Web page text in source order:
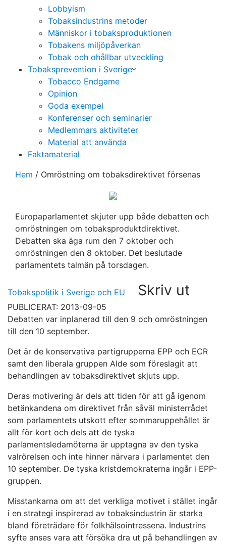
Lobbyism
Tobaksindustrins metoder
Människor i tobaksproduktionen
Tobakens miljöpåverkan
Tobak och ohållbar utveckling
Tobaksprevention i Sverige
Tobacco Endgame
Opinion
Goda exempel
Konferenser och seminarier
Medlemmars aktiviteter
Material att använda
Faktamaterial
Hem / Omröstning om tobaksdirektivet försenas
Europaparlamentet skjuter upp både debatten och
omröstningen om tobaksproduktdirektivet.
Debatten ska äga rum den 7 oktober och
omröstningen den 8 oktober. Det beslutade
parlamentets talmän på torsdagen.
Tobakspolitik i Sverige och EU Skriv ut
PUBLICERAT: 2013-09-05
Debatten var inplanerad till den 9 och omröstningen
till den 10 september.
Det är de konservativa partigrupperna EPP och ECR
samt den liberala gruppen Alde som föreslagit att
behandlingen av tobaksdirektivet skjuts upp.
Deras motivering är dels att tiden för att gå igenom
betänkandena om direktivet från såväl ministerrådet
som parlamentets utskott efter sommaruppehållet är
allt för kort och dels att de tyska
parlamentsledamöterna är upptagna av den tyska
valrörelsen och inte hinner närvara i parlamentet den
10 september. De tyska kristdemokraterna ingår i EPP-
gruppen.
Misstankarna om att det verkliga motivet i stället ingår
i en strategi inspirerad av tobaksindustrin är starka
bland företrädare för folkhälsointressena. Industrins
syfte anses vara att försöka dra ut på behandlingen av